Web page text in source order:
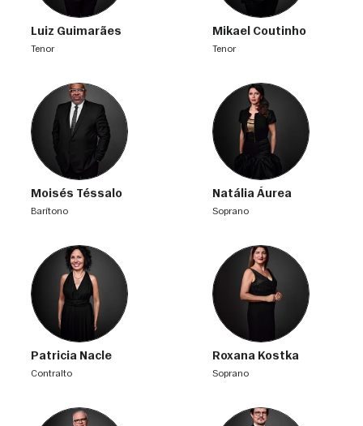
Luiz Guimarães
tenor
Mikael Coutinho
tenor
Moisés Téssalo
barítono
Natália Áurea
soprano
Patricia Nacle
contralto
Roxana Kostka
soprano